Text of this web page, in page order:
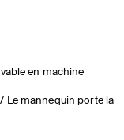
en machine
Le mannequin porte la